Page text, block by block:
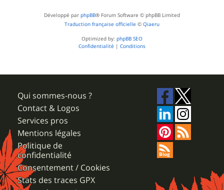
Développé par phpBB® Forum Software © phpBB Limited
Traduction française officielle © Qiaeru
Optimized by: phpBB SEO
Confidentialité | Conditions
Qui sommes-nous ?
Contact & Logos
Services pros
Mentions légales
Politique de
confidentialité
Consentement / Cookies
Stats des traces GPX